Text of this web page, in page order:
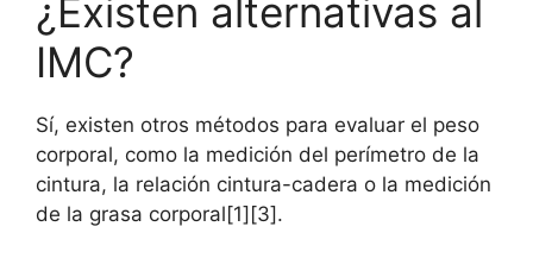
¿Existen alternativas al
IMC?
Sí, existen otros métodos para evaluar el peso
corporal, como la medición del perímetro de la
cintura, la relación cintura-cadera o la medición
de la grasa corporal[1][3].